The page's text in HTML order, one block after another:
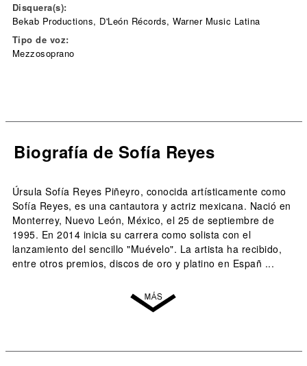
Disquera(s):
Bekab Productions, D'León Récords, Warner Music Latina
Tipo de voz:
Mezzosoprano
Biografía de Sofía Reyes
Úrsula Sofía Reyes Piñeyro, conocida artísticamente como
Sofía Reyes, es una cantautora y actriz mexicana. Nació en
Monterrey, Nuevo León, México, el 25 de septiembre de
1995. En 2014 inicia su carrera como solista con el
lanzamiento del sencillo "Muévelo". La artista ha recibido,
entre otros premios, discos de oro y platino en Españ ...